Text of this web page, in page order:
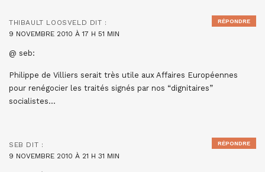
THIBAULT LOOSVELD DIT :
9 NOVEMBRE 2010 À 17 H 51 MIN
@ seb:
Philippe de Villiers serait très utile aux Affaires Européennes
pour renégocier les traités signés par nos “dignitaires”
socialistes…
RÉPONDRE
SEB DIT :
9 NOVEMBRE 2010 À 21 H 31 MIN
RÉPONDRE